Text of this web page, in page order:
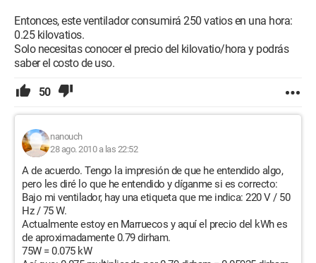
Entonces, este ventilador consumirá 250 vatios en una hora:
0.25 kilovatios.
Solo necesitas conocer el precio del kilovatio/hora y podrás
saber el costo de uso.
50
nanouch
28 ago. 2010 a las 22:52
A de acuerdo. Tengo la impresión de que he entendido algo,
pero les diré lo que he entendido y díganme si es correcto:
Bajo mi ventilador, hay una etiqueta que me indica: 220 V / 50
Hz / 75 W.
Actualmente estoy en Marruecos y aquí el precio del kWh es
de aproximadamente 0.79 dirham.
75W = 0.075 kW